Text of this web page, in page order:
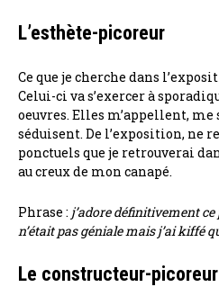
L’esthète-picoreur
Ce que je cherche dans
Celui-ci va s’exercer à
oeuvres. Elles m’appellent,
séduisent. De l’exposition, ne
ponctuels que je retrouverai
au creux de mon canapé.
Phrase : j’adore définitivement
n’était pas géniale mais j’ai kiffé
Le constructeur-picoreur